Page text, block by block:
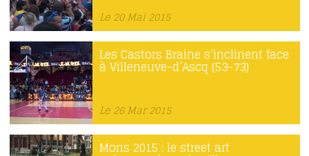
Le 20 Mai 2015
Les Castors Braine s’inclinent face
à Villeneuve-d’Ascq (53-73)
Le 26 Mar 2015
Mons 2015 : le street art